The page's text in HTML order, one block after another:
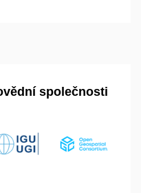
společnosti